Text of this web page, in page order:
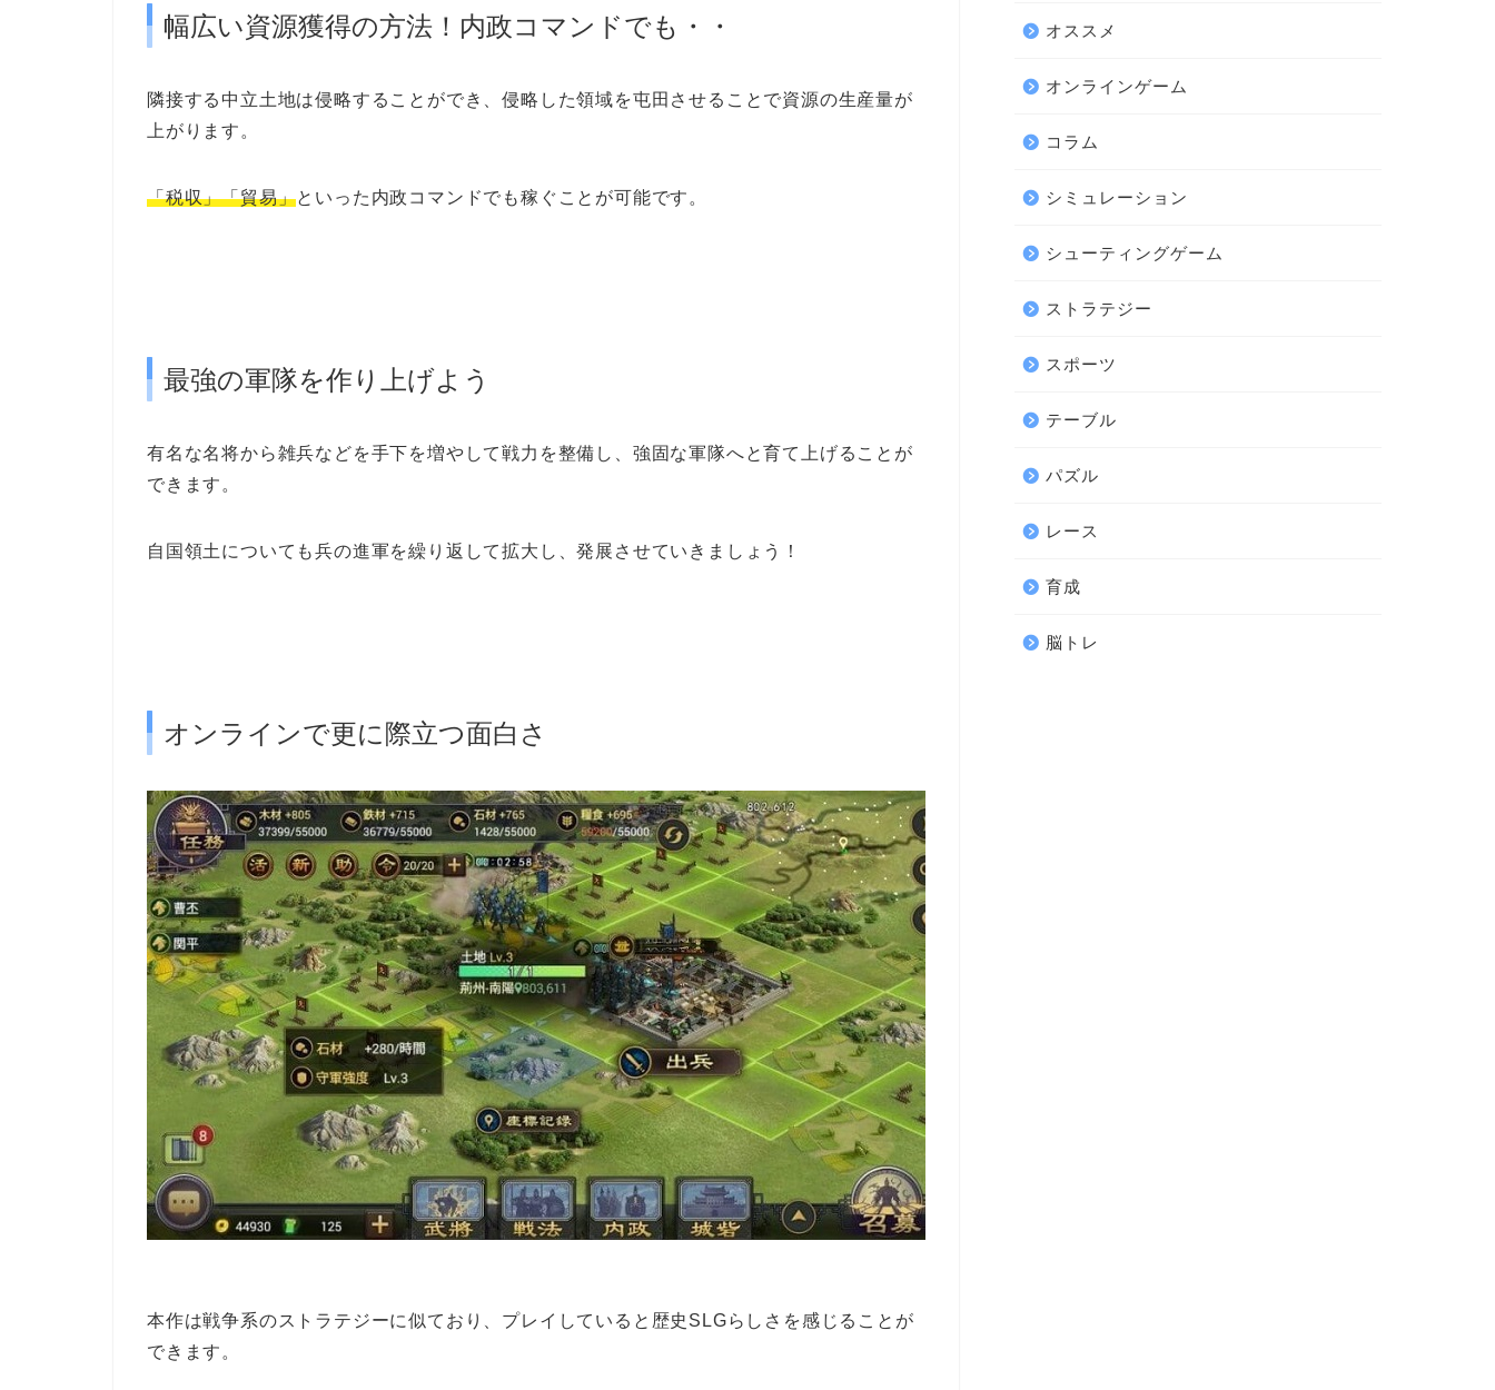
幅広い資源獲得の方法！内政コマンドでも・・
隣接する中立土地は侵略することができ 、侵略した領域を屯田させることで資源の生産量が
上がります。
「税収」「貿易」といった 内政コマンドでも稼ぐことが可能です。
最強の軍隊を作り上げよう
有名な名将から雑兵などを手下を増やして戦力を整備し、強固な軍隊へと育て上げることが
できます。
自国領土についても兵の進軍を繰り返して拡大 し、発展させていきましょう！
オンラインで更に際立つ面白さ
本作は戦争系のストラテジーに似ており、プレイしていると 歴史SLGらしさを感じることが
できます。
オススメ
オンラインゲーム
コラム
シミュレーション
シューティングゲーム
ストラテジー
スポーツ
テーブル
パズル
レース
育成
脳トレ